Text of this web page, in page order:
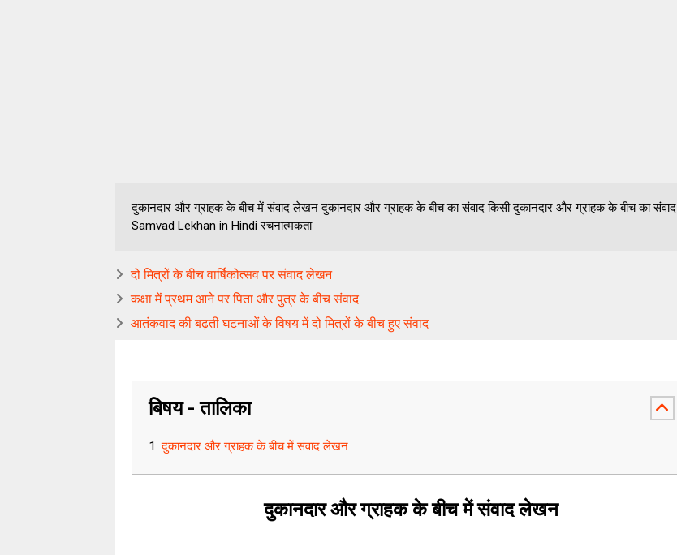
दुकानदार और ग्राहक के बीच में संवाद लेखन दुकानदार और ग्राहक के बीच का संवाद किसी दुकानदार और ग्राहक के बीच का संवाद
Samvad Lekhan in Hindi रचनात्मकता
दो मित्रों के बीच वार्षिकोत्सव पर संवाद लेखन
कक्षा में प्रथम आने पर पिता और पुत्र के बीच संवाद
आतंकवाद की बढ़ती घटनाओं के विषय में दो मित्रों के बीच हुए संवाद
बिषय - तालिका
दुकानदार और ग्राहक के बीच में संवाद लेखन
दुकानदार और ग्राहक के बीच में संवाद लेखन